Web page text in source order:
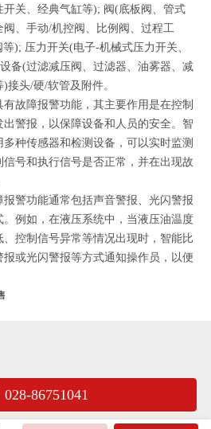
关、经典气缸等); 阀(底板阀、管式
、手动/机控阀、比例阀、过程工
); 压力开关(电子-机械式压力开关、
备(过滤减压阀、过滤器、油雾器、减
接头/硬/软管及附件。
故障报警功能，其主要作用是在控制
警报，以保障设备和人员的安全。智
种传感器和检测设备，可以实时监测
号和执行信号是否正常，并在出现故
警功能通常包括声音警报、光闪警报
例如，在液压系统中，当液压油温度
控制信号异常等情况出现时，智能比
或光闪警报等方式通知操作员，以便
028-86751041